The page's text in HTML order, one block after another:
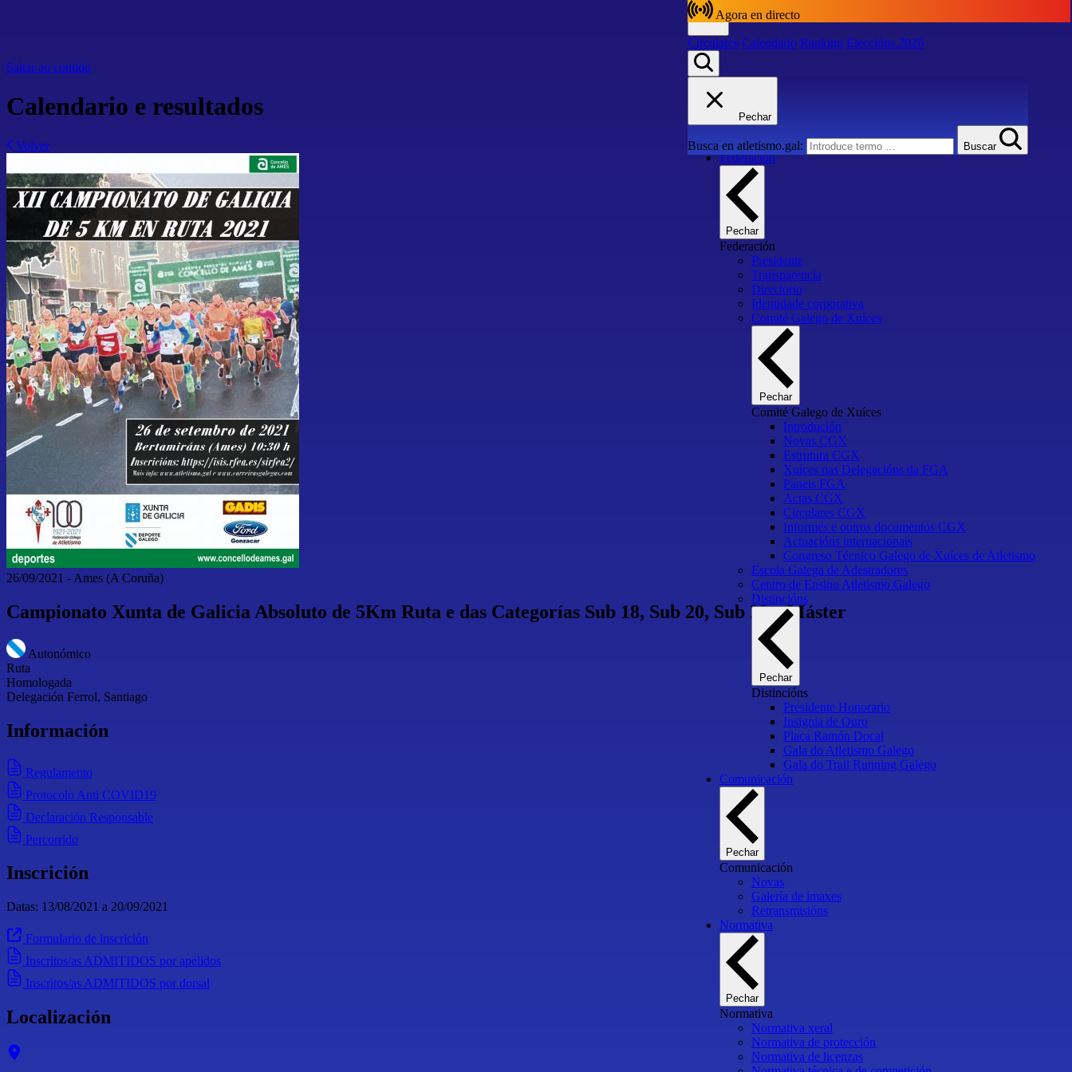
Saltar ao contido
Circulares Calendario Ranking Eleccións 2026
Pechar
Busca en atletismo.gal: Buscar
Calendario
Inicio
Federación
Pechar
Federación
Presidente
Transparencia
Directorio
Identidade corporativa
Comité Galego de Xuíces
Pechar
Comité Galego de Xuíces
Introdución
Novas CGX
Estrutura CGX
Xuíces nas Delegacións da FGA
Paneis FGA
Actas CGX
Circulares CGX
Informes e outros documentos CGX
Actuacións internacionais
Congreso Técnico Galego de Xuíces de Atletismo
Escola Galega de Adestradores
Centro de Ensino Atletismo Galego
Distincións
Pechar
Distincións
Presidente Honorario
Insignia de Ouro
Placa Ramón Docal
Gala do Atletismo Galego
Gala do Trail Running Galego
Comunicación
Pechar
Comunicación
Novas
Galería de imaxes
Retransmisións
Normativa
Pechar
Normativa
Normativa xeral
Normativa de protección
Normativa de licenzas
Agora en directo
Calendario e resultados
Volver
26/09/2021 - Ames (A Coruña)
Campionato Xunta de Galicia Absoluto de 5Km Ruta e das Categorías Sub 18, Sub 20, Sub 23 e Máster
Autonómico
Ruta
Homologada
Delegación Ferrol, Santiago
Información
Regulamento
Protocolo Anti COVID19
Declaración Responsable
Percorrido
Inscrición
Datas: 13/08/2021 a 20/09/2021
Formulario de inscrición
Inscritos/as ADMITIDOS por apelidos
Inscritos/as ADMITIDOS por dorsal
Localización